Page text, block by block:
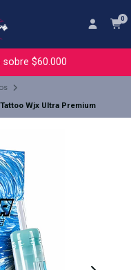
0
$60.000
Wjx Ultra Premium